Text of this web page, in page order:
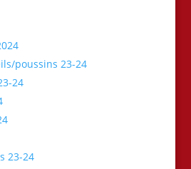
poussins 23-24
24
23-24